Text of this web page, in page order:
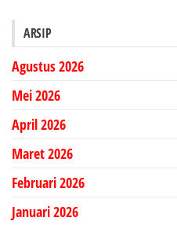
ARSIP
Agustus 2026
Mei 2026
April 2026
Maret 2026
Februari 2026
Januari 2026